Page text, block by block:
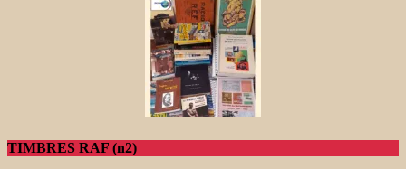
TIMBRES RAF (n2)